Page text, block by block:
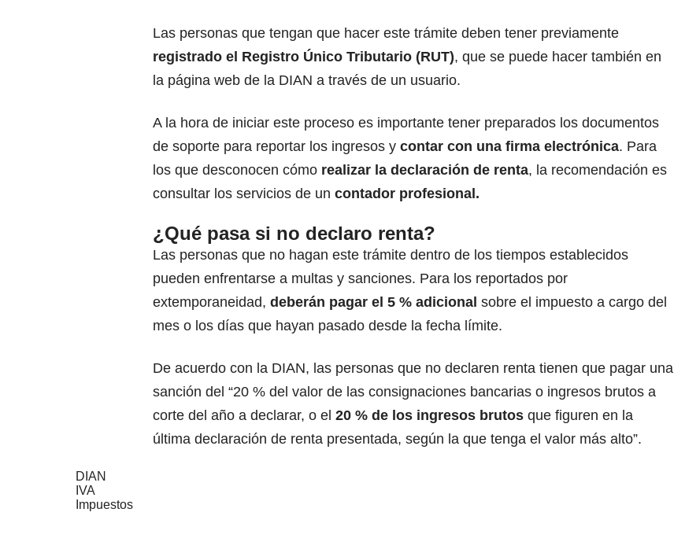
Las personas que tengan que hacer este trámite deben tener previamente
registrado el Registro Único Tributario (RUT), que se puede hacer también en
la página web de la DIAN a través de un usuario.
A la hora de iniciar este proceso es importante tener preparados los documentos
de soporte para reportar los ingresos y contar con una firma electrónica. Para
los que desconocen cómo realizar la declaración de renta, la recomendación es
consultar los servicios de un contador profesional.
¿Qué pasa si no declaro renta?
Las personas que no hagan este trámite dentro de los tiempos establecidos
pueden enfrentarse a multas y sanciones. Para los reportados por
extemporaneidad, deberán pagar el 5 % adicional sobre el impuesto a cargo del
mes o los días que hayan pasado desde la fecha límite.
De acuerdo con la DIAN, las personas que no declaren renta tienen que pagar una
sanción del “20 % del valor de las consignaciones bancarias o ingresos brutos a
corte del año a declarar, o el 20 % de los ingresos brutos que figuren en la
última declaración de renta presentada, según la que tenga el valor más alto”.
DIAN
IVA
Impuestos